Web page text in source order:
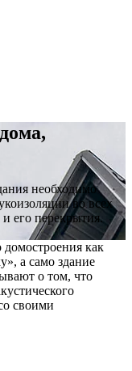
необходимо
во всех
его перекрытия.
домостроения как
а само здание
о том, что
своими